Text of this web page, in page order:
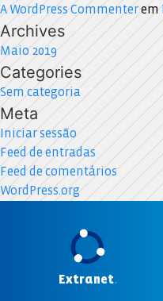
A WordPress Commenterem
Archives
Maio 2019
Categories
Sem categoria
Meta
Iniciar sessão
Feed de entradas
Feed de comentários
WordPress.org
Extranet.